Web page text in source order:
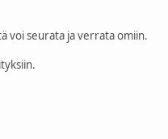
voi seurata ja verrata omiin.